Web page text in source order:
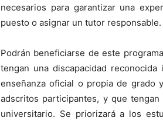
necesarios para garantizar una
puesto o asignar un tutor responsable.
Podrán beneficiarse de este
tengan una discapacidad
enseñanza oficial o propia de grado
adscritos participantes, y que
universitario. Se priorizará a los